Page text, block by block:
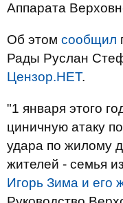
Аппарата
Об этом сообщил
Рады Руслан
Цензор.НЕТ.
"1 января этого
циничную атаку
удара по жилому
жителей - семья
Игорь Зима и его